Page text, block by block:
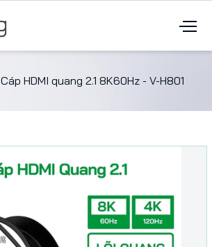
Cáp HDMI quang 2.1 8K60Hz - V-H801